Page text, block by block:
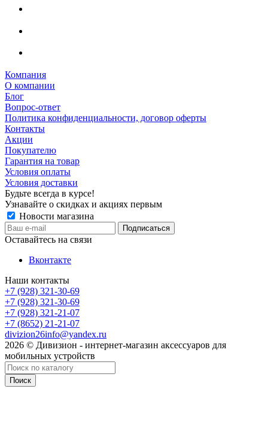
Компания
О компании
Блог
Вопрос-ответ
Политика конфиденциальности, договор оферты
Контакты
Акции
Покупателю
Гарантия на товар
Условия оплаты
Условия доставки
Будьте всегда в курсе!
Узнавайте о скидках и акциях первым
Новости магазина
Оставайтесь на связи
Вконтакте
Наши контакты
+7 (928) 321-30-69
+7 (928) 321-30-69
+7 (928) 321-21-07
+7 (8652) 21-21-07
divizion26info@yandex.ru
2026 © Дивизион - интернет-магазин аксессуаров для
мобильных устройств
Поиск